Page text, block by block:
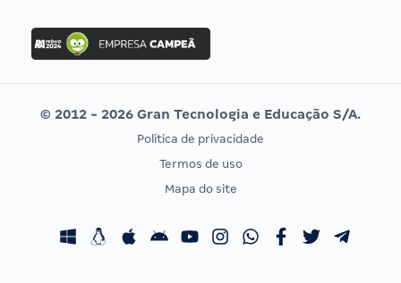
Concurso Ibama
Concurso MPU
Editais publicados
Vunesp
CONCURSOS POR PROFISSÃO
Concursos Fiscais
EXAME DE ORDEM
Calendário OAB
© 2012 - 2026 Gran Tecnologia e Educação S/A.
Política de privacidade
Termos de uso
Mapa do site